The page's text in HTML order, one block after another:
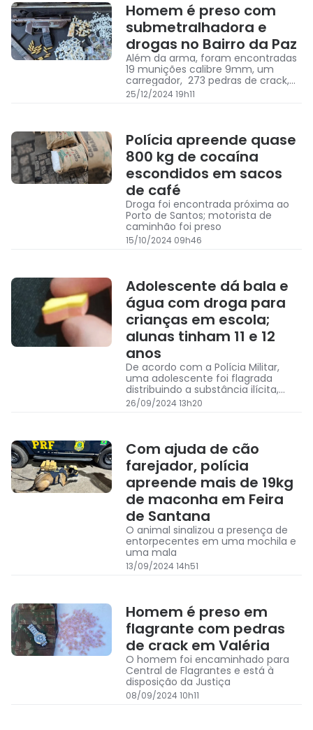
Homem é preso com
submetralhadora e
drogas no Bairro da Paz
Além da arma, foram encontradas
19 munições calibre 9mm, um
carregador, 273 pedras de crack,
203 porções de cocaína, 69
porções de maconha, uma
25/12/2024 19h11
Polícia apreende quase
800 kg de cocaína
escondidos em sacos
de café
Droga foi encontrada próxima ao
Porto de Santos; motorista de
caminhão foi preso
15/10/2024 09h46
Adolescente dá bala e
água com droga para
crianças em escola;
alunas tinham 11 e 12
anos
De acordo com a Polícia Militar,
uma adolescente foi flagrada
distribuindo a substância ilícita,
possivelmente ecstasy, na água
das duas crianças
26/09/2024 13h20
Com ajuda de cão
farejador, polícia
apreende mais de 19kg
de maconha em Feira
de Santana
O animal sinalizou a presença de
entorpecentes em uma mochila e
uma mala
13/09/2024 14h51
Homem é preso em
flagrante com pedras
de crack em Valéria
O homem foi encaminhado para
Central de Flagrantes e está à
disposição da Justiça
08/09/2024 10h11